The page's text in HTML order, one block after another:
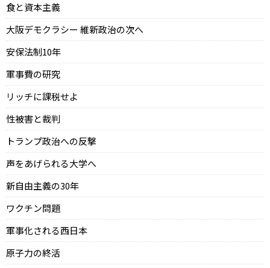
食と資本主義
大阪デモクラシー 維新政治の次へ
安保法制10年
軍事費の研究
リッチに課税せよ
性被害と裁判
トランプ政治への反撃
声をあげられる大学へ
新自由主義の30年
ワクチン問題
軍事化される西日本
原子力の終活